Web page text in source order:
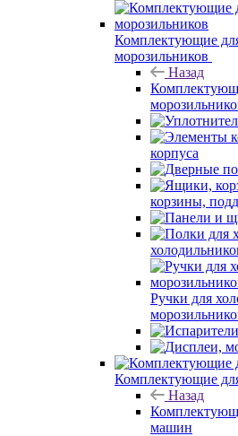
Комплектующие
морозильников
Назад
корпуса
корзины,
Ручки для
Комплектующие
Назад
машин